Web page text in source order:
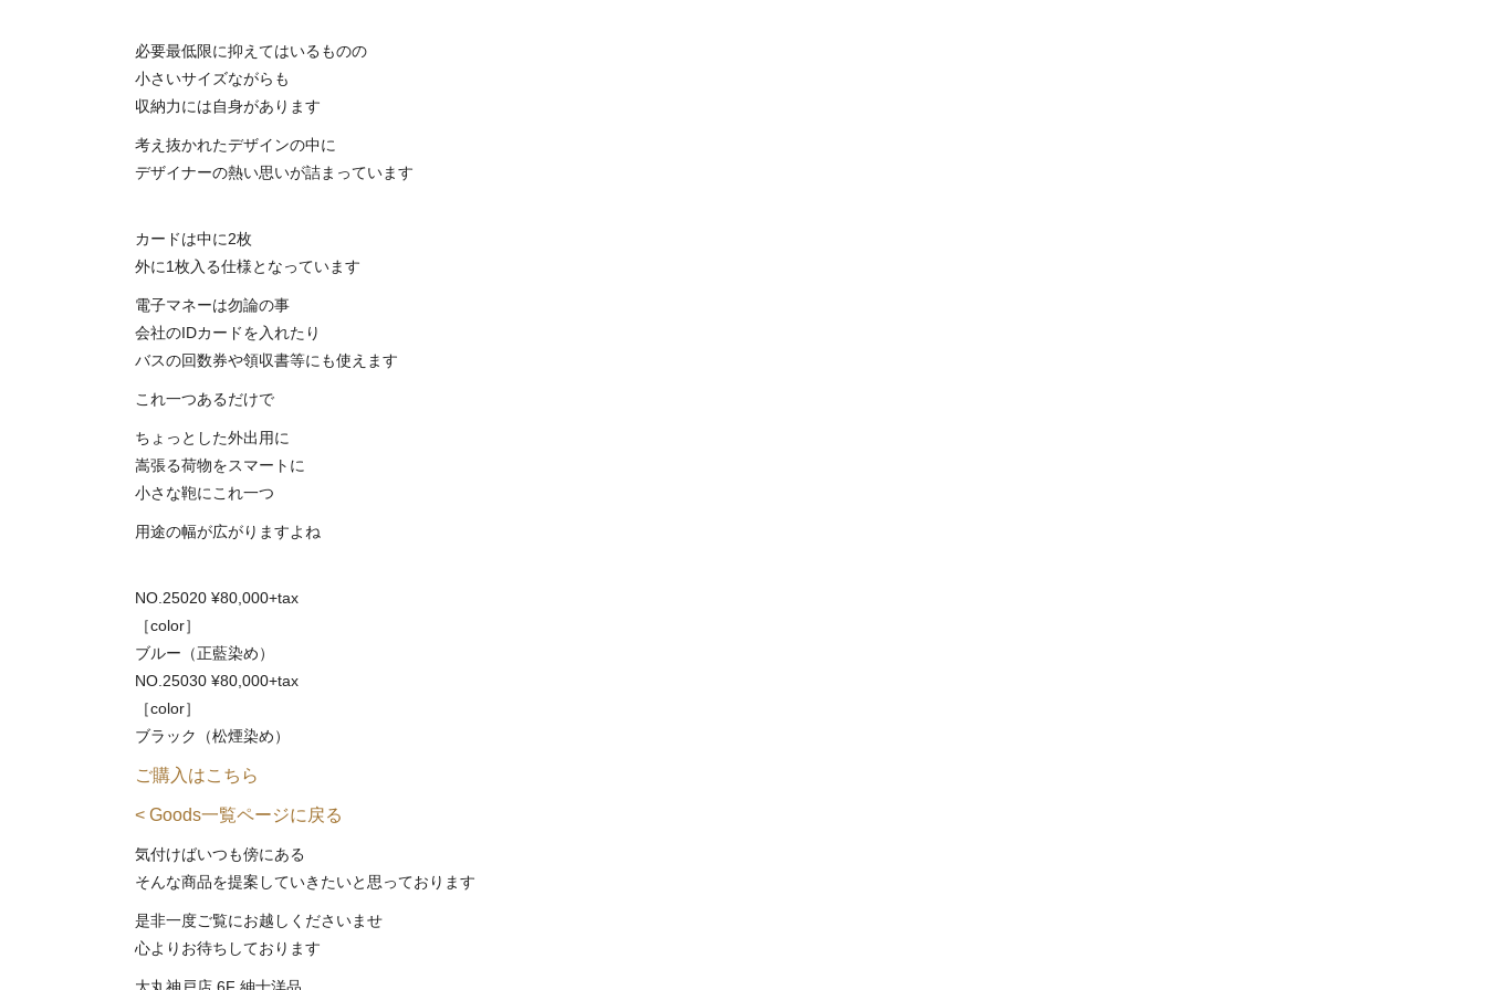
必要最低限に抑えてはいるものの
小さいサイズながらも
収納力には自身があります
考え抜かれたデザインの中に
デザイナーの熱い思いが詰まっています
カードは中に2枚
外に1枚入る仕様となっています
電子マネーは勿論の事
会社のIDカードを入れたり
バスの回数券や領収書等にも使えます
これ一つあるだけで
ちょっとした外出用に
嵩張る荷物をスマートに
小さな鞄にこれ一つ
用途の幅が広がりますよね
NO.25020 ¥80,000+tax
［color］
ブルー（正藍染め）
NO.25030 ¥80,000+tax
［color］
ブラック（松煙染め）
ご購入はこちら
< Goods一覧ページに戻る
気付けばいつも傍にある
そんな商品を提案していきたいと思っております
是非一度ご覧にお越しくださいませ
心よりお待ちしております